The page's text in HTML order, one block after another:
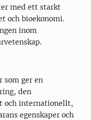
med ett starkt
och bioekonomi.
inom
som ger en
den
och internationellt,
egenskaper och